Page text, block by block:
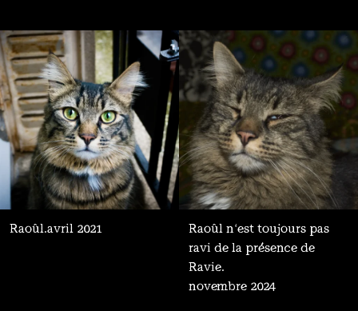
Raoûl.avril 2021
Raoûl n'est toujours pas
ravi de la présence de
Ravie.
novembre 2024